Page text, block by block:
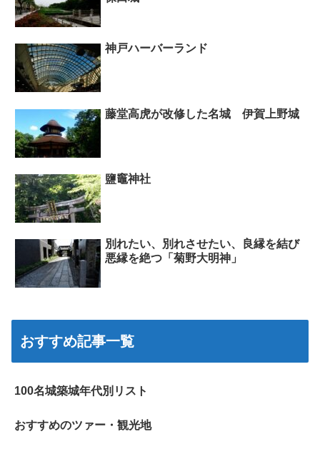
神戸ハーバーランド
藤堂高虎が改修した名城 伊賀上野城
鹽竈神社
別れたい、別れさせたい、良縁を結び
悪縁を絶つ「菊野大明神」
おすすめ記事一覧
100名城築城年代別リスト
おすすめのツァー・観光地